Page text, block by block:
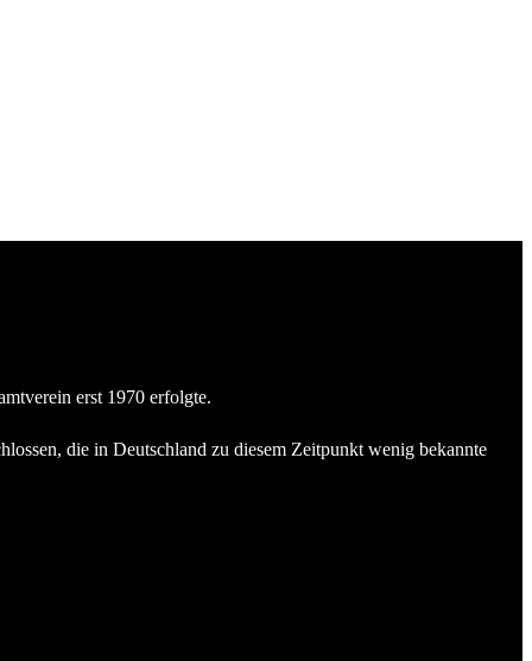
erst 1970 erfolgte.
die in Deutschland zu diesem Zeitpunkt wenig bekannte